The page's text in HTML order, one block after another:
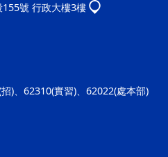
號 行政大樓3樓
)、62310(實習)、62022(處本部)